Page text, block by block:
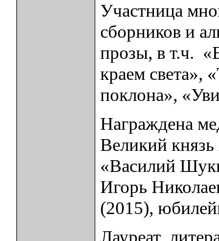
Участница
сборников и
прозы, в т.ч.
краем света»,
поклона»,
Награждена
Великий
«Василий
Игорь
(2015),
Лауреат